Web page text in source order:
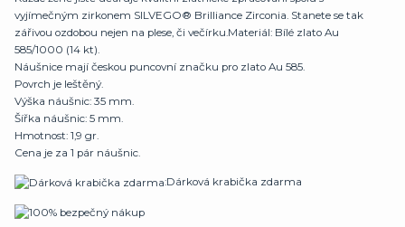
vyjímečným zirkonem SILVEGO® Brilliance Zirconia. Stanete se tak
zářivou ozdobou nejen na plese, či večírku.Materiál: Bílé zlato Au
585/1000 (14 kt).
Náušnice mají českou puncovní značku pro zlato Au 585.
Povrch je leštěný.
Výška náušnic: 35 mm.
Šířka náušnic: 5 mm.
Hmotnost: 1,9 gr.
Cena je za 1 pár náušnic.
:Dárková krabička zdarma